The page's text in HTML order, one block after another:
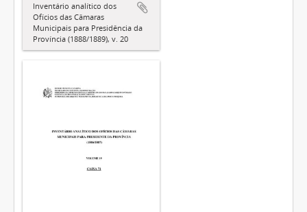
Inventário analítico dos
Ofícios das Câmaras
Municipais para Presidência da
Província (1888/1889), v. 20